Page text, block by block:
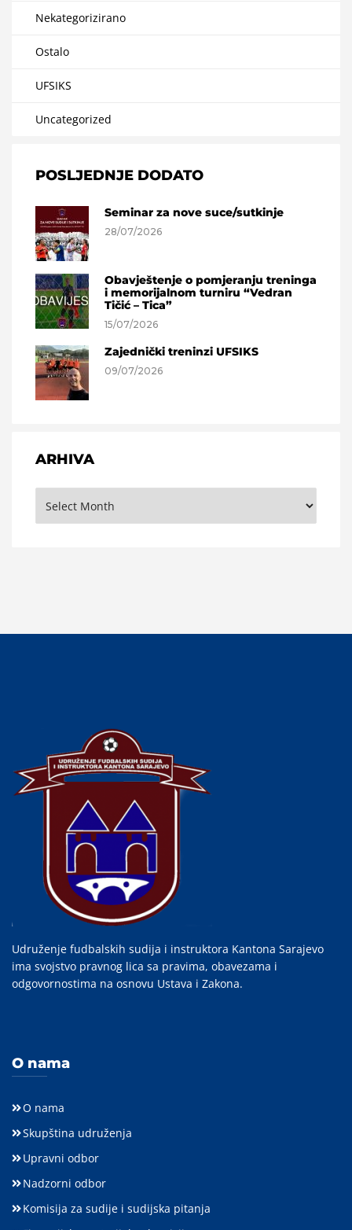
Nekategorizirano
Ostalo
UFSIKS
Uncategorized
POSLJEDNJE DODATO
Seminar za nove suce/sutkinje
28/07/2026
Obavještenje o pomjeranju treninga
i memorijalnom turniru “Vedran
Tičić – Tica”
15/07/2026
Zajednički treninzi UFSIKS
09/07/2026
ARHIVA
Udruženje fudbalskih sudija i instruktora Kantona Sarajevo
ima svojstvo pravnog lica sa pravima, obavezama i
odgovornostima na osnovu Ustava i Zakona.
O nama
O nama
Skupština udruženja
Upravni odbor
Nadzorni odbor
Komisija za sudije i sudijska pitanja